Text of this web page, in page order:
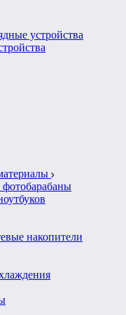
устройства
накопители